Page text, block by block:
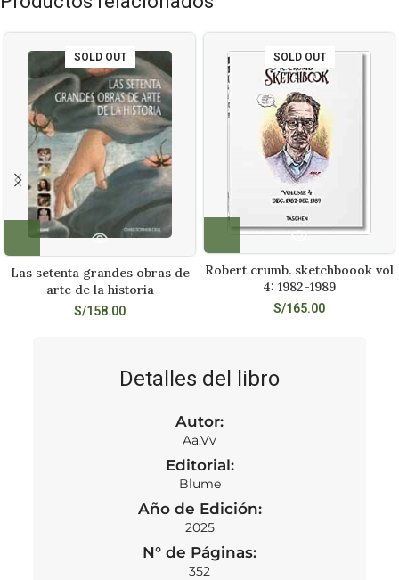
SOLD OUT
Las setenta grandes obras de
arte de la historia
S/158.00
SOLD OUT
Robert crumb. sketchboook vol
4: 1982-1989
S/165.00
Detalles del libro
Autor:
Aa.Vv
Editorial:
Blume
Año de Edición:
2025
N° de Páginas:
352